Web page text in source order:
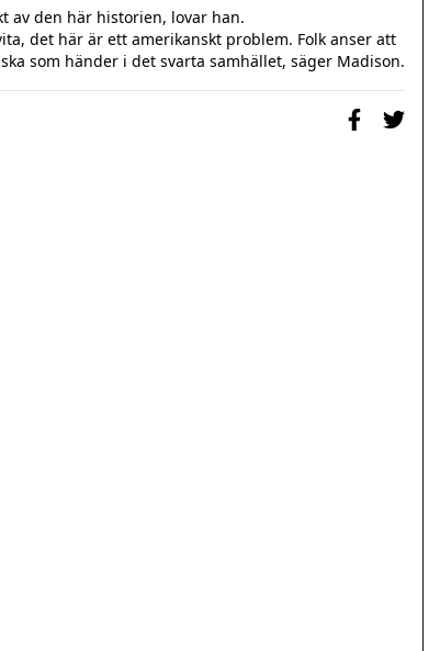
av den här historien, lovar han.
det här är ett amerikanskt problem. Folk anser att
som händer i det svarta samhället, säger Madison.